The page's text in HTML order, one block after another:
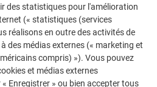
vous trouverez les offres
ainsi que des informations
/ étudiants. Jetez-y un cou
des statistiques pour l'amélioration
(« statistiques (services
réalisons en outre des activités de
des médias externes (« marketing et
compris) »). Vous pouvez
et médias externes
Enregistrer » ou bien accepter tous